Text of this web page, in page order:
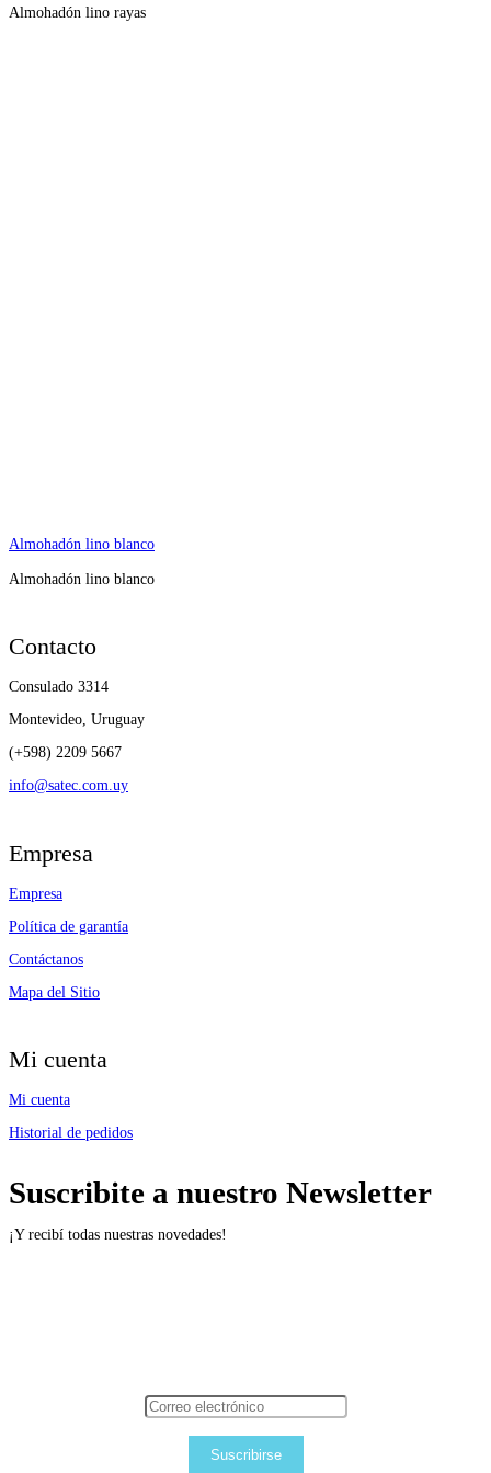
Almohadón lino rayas
Almohadón lino blanco
Almohadón lino blanco
Contacto
Consulado 3314
Montevideo, Uruguay
(+598) 2209 5667
info@satec.com.uy
Empresa
Empresa
Política de garantía
Contáctanos
Mapa del Sitio
Mi cuenta
Mi cuenta
Historial de pedidos
Suscribite a nuestro Newsletter
¡Y recibí todas nuestras novedades!
Suscribirse